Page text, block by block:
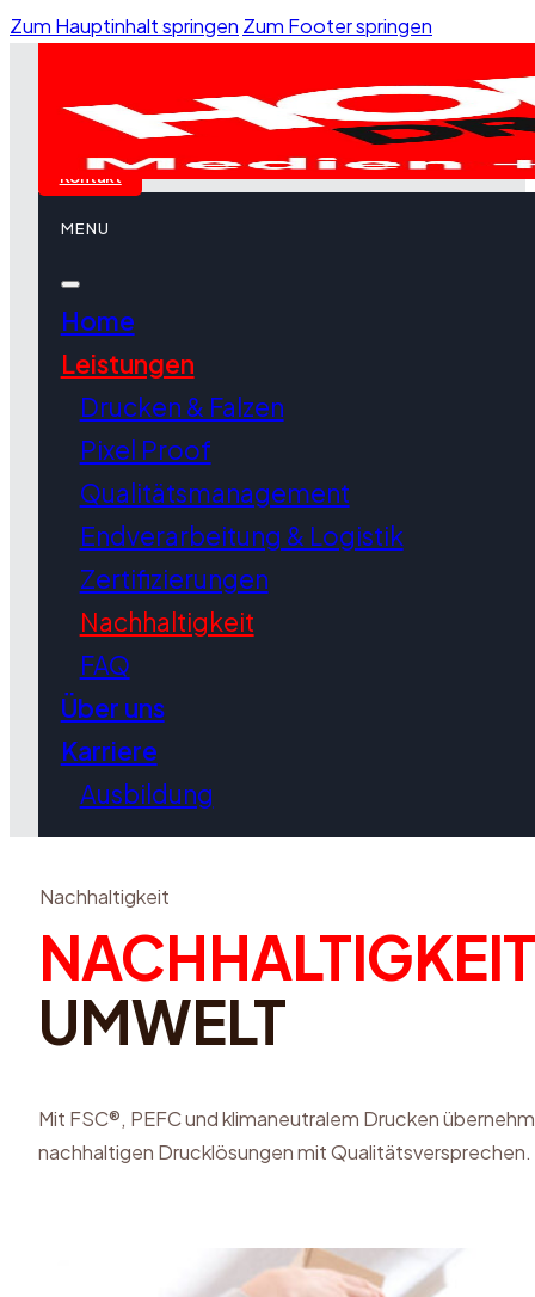
Zum Hauptinhalt springen Zum Footer springen
Kontakt
MENU
Home
Leistungen
Drucken & Falzen
Pixel Proof
Qualitätsmanagement
Endverarbeitung & Logistik
Zertifizierungen
Nachhaltigkeit
FAQ
Über uns
Karriere
Ausbildung
Nachhaltigkeit
UMWELT
Mit FSC®, PEFC und klimaneutralem Drucken
nachhaltigen Drucklösungen mit